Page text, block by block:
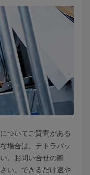
ついてご質問がある
場合は、テトラパッ
。お問い合せの際
い。できるだけ速や